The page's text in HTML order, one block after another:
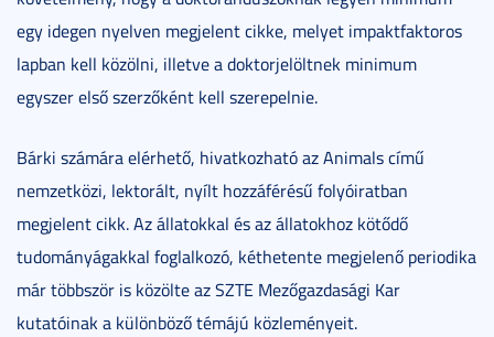
egy idegen nyelven megjelent cikke, melyet impaktfaktoros
lapban kell közölni, illetve a doktorjelöltnek minimum
egyszer első szerzőként kell szerepelnie.
Bárki számára elérhető, hivatkozható az Animals című
nemzetközi, lektorált, nyílt hozzáférésű folyóiratban
megjelent cikk. Az állatokkal és az állatokhoz kötődő
tudományágakkal foglalkozó, kéthetente megjelenő periodika
már többször is közölte az SZTE Mezőgazdasági Kar
kutatóinak a különböző témájú közleményeit.